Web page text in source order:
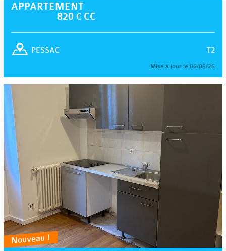
APPARTEMENT
820 € CC
T2
PESSAC
Mise à jour le 06/08/26
Nouveau !